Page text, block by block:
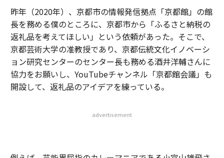
昨年（2020年）、京都市の情報発信拠点「京都館」の館
長を務める僕のところに、京都市から「ふるさと納税の
返礼品を考えてほしい」という依頼があった。そこで、
京都芸術大学の准教授であり、京都伝統文化イノベーシ
ョン研究センターのセンター長も務める酒井洋輔さんに
協力をお願いし、YouTubeチャンネル「京都館会議」も
開設して、返礼品のアイデアを練っている。
advertisement